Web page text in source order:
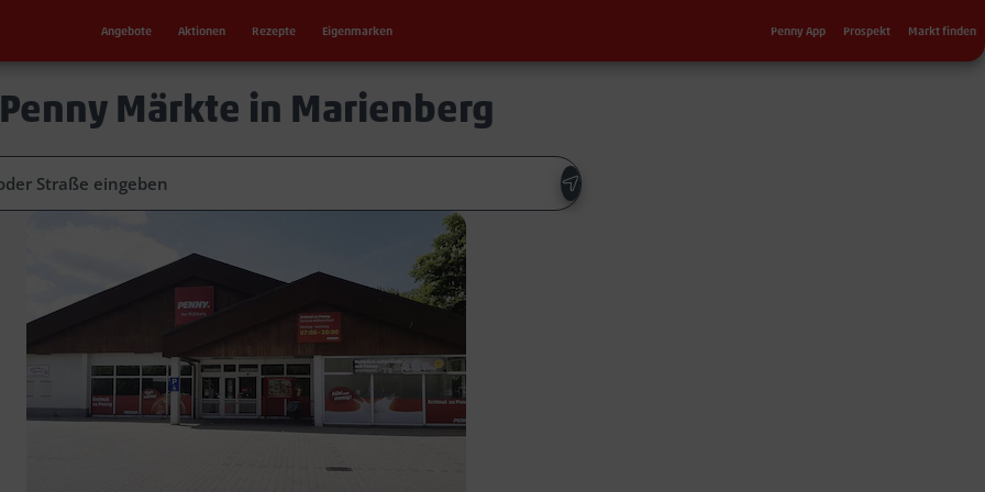
Angebote Aktionen Rezepte Eigenmarken Sekundärnavigation
Penny App Prospekt Markt finden
Penny Märkte in Marienberg